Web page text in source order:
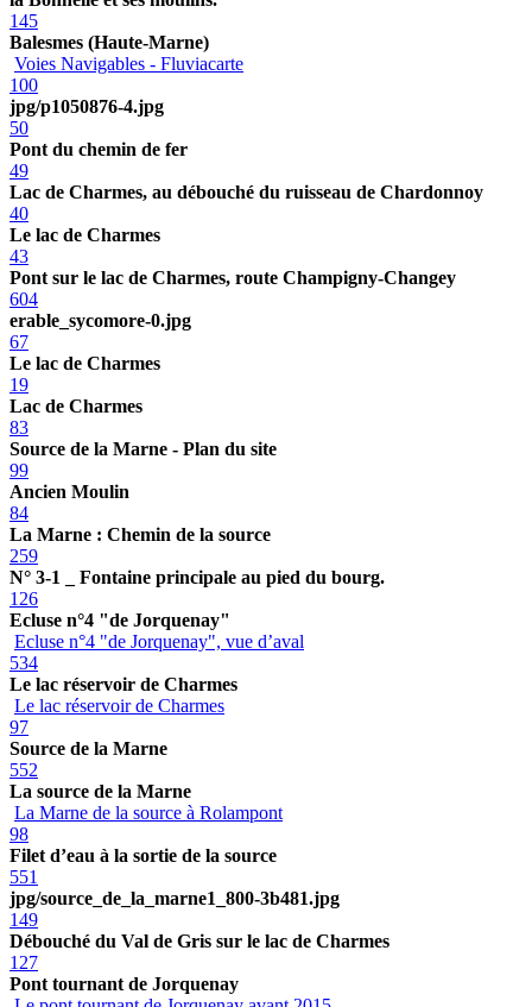
145
Balesmes (Haute-Marne)
Voies Navigables - Fluviacarte
100
jpg/p1050876-4.jpg
50
Pont du chemin de fer
49
Lac de Charmes, au débouché du ruisseau de Chardonnoy
40
Le lac de Charmes
43
Pont sur le lac de Charmes, route Champigny-Changey
604
erable_sycomore-0.jpg
67
Le lac de Charmes
19
Lac de Charmes
83
Source de la Marne - Plan du site
99
Ancien Moulin
84
La Marne : Chemin de la source
259
N° 3-1 _ Fontaine principale au pied du bourg.
126
Ecluse n°4 "de Jorquenay"
Ecluse n°4 "de Jorquenay", vue d’aval
534
Le lac réservoir de Charmes
Le lac réservoir de Charmes
97
Source de la Marne
552
La source de la Marne
La Marne de la source à Rolampont
98
Filet d’eau à la sortie de la source
551
jpg/source_de_la_marne1_800-3b481.jpg
149
Débouché du Val de Gris sur le lac de Charmes
127
Pont tournant de Jorquenay